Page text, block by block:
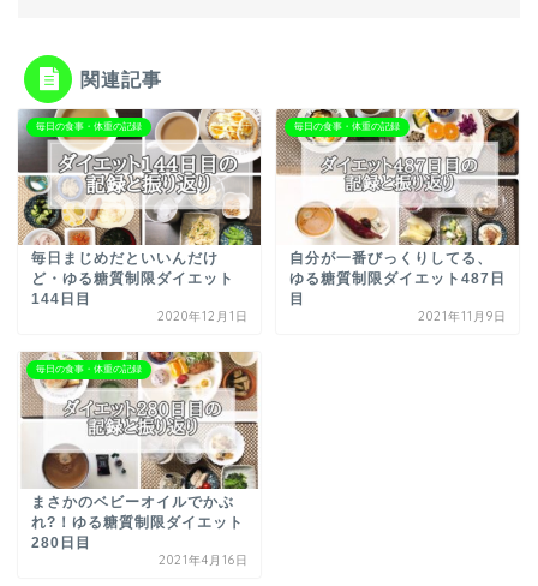
関連記事
毎日の食事・体重の記録
毎日まじめだといいんだけ
ど・ゆる糖質制限ダイエット
144日目
2020年12月1日
毎日の食事・体重の記録
自分が一番びっくりしてる、
ゆる糖質制限ダイエット487日
目
2021年11月9日
毎日の食事・体重の記録
まさかのベビーオイルでかぶ
れ?！ゆる糖質制限ダイエット
280日目
2021年4月16日